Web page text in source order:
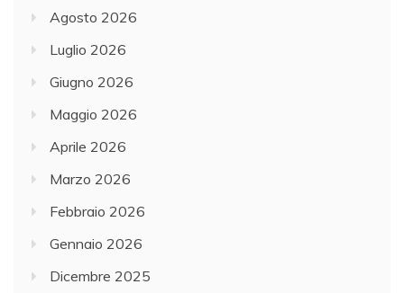
Agosto 2026
Luglio 2026
Giugno 2026
Maggio 2026
Aprile 2026
Marzo 2026
Febbraio 2026
Gennaio 2026
Dicembre 2025